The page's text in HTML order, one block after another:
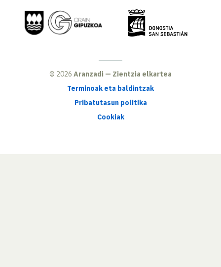
© 2026 Aranzadi — Zientzia elkartea
Terminoak eta baldintzak
Pribatutasun politika
Cookiak